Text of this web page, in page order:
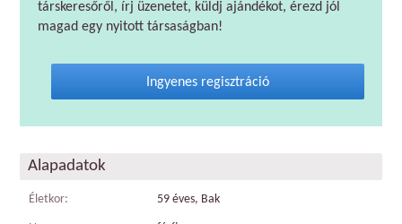
társkeresőről, írj üzenetet, küldj ajándékot, érezd jól
magad egy nyitott társaságban!
Ingyenes regisztráció
Alapadatok
Életkor: 59 éves, Bak